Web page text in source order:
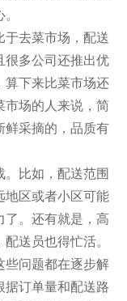
于去菜市场，配送
很多公司还推出优
算下来比菜市场还
市场的人来说，简
鲜采摘的，品质有
比如，配送范围
地区或者小区可能
了。还有就是，高
送员也得忙活。
些问题都在逐步解
据订单量和配送路